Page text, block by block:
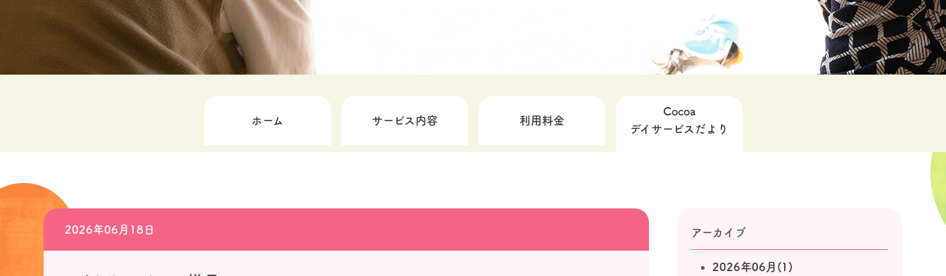
ホーム サービス内容 利用料金
Cocoa
デイサービスだより
2026年06月18日 アーカイブ
2026年06月(1)